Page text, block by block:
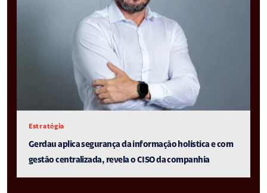
Estratégia
Gerdau aplica segurança da informação holística e com
gestão centralizada, revela o CISO da companhia